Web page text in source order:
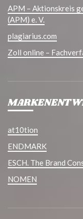
APM – Aktionskreis
(APM) e. V.
plagiarius.com
Zoll online –
at10tion
ENDMARK
ESCH. The Brand
NOMEN